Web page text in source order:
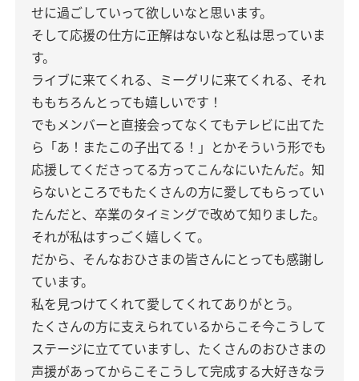
せに過ごしていって欲しいなと思います。
そして応援の仕方に正解はないなと私は思っていま
す。
ライブに来てくれる、ミーグリに来てくれる、それ
ももちろんとっても嬉しいです！
でもメンバーと直接会ってなくてもテレビに出てた
ら「あ！またこの子出てる！」とかそういう形でも
応援してくださってる方ってこんなにいたんだ。知
らないところでもたくさんの方に愛してもらってい
たんだと、卒業のタイミングで改めて知りました。
それが私はすっごく嬉しくて。
だから、そんなおひさまの皆さんにとっても感謝し
ています。
私を見つけてくれて愛してくれてありがとう。
たくさんの方に支えられているからこそ今こうして
ステージに立てていますし、たくさんのおひさまの
声援があってからこそこうして完成する大好きなラ